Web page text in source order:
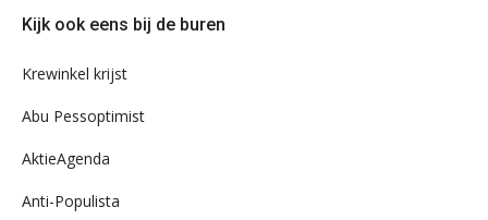
ons
Kijk ook eens bij de buren
Krewinkel krijst
Abu Pessoptimist
AktieAgenda
Anti-Populista